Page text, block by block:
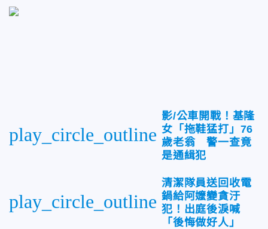
play_circle_outline
影/公車開戰！基隆
女「拖鞋猛打」76
歲老翁 警一查竟
是通緝犯
play_circle_outline
清潔隊員送回收電
鍋給阿嬤變貪汙
犯！出庭後淚喊
「後悔做好人」